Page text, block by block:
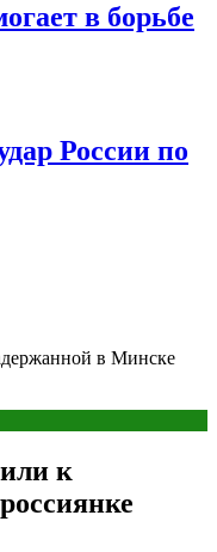
в борьбе
России по
в Минске
к